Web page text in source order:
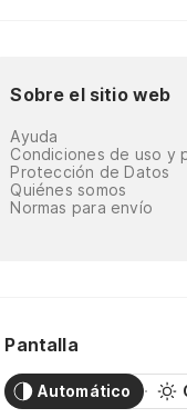
Sobre el sitio web
Ayuda
Condiciones de uso y
Protección de Datos
Quiénes somos
Normas para envío
Pantalla
Automático